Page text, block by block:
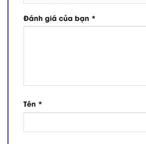
Đánh giá của bạn *
Tên *